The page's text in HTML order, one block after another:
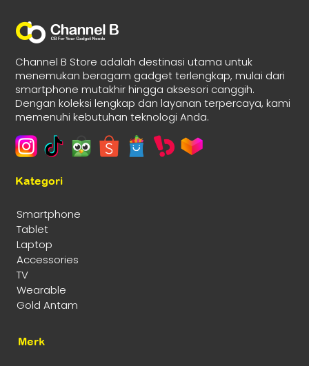
Channel B Store adalah destinasi utama untuk
menemukan beragam gadget terlengkap, mulai dari
smartphone mutakhir hingga aksesori canggih.
Dengan koleksi lengkap dan layanan terpercaya, kami
memenuhi kebutuhan teknologi Anda.
Kategori
Smartphone
Tablet
Laptop
Accessories
TV
Wearable
Gold Antam
Merk